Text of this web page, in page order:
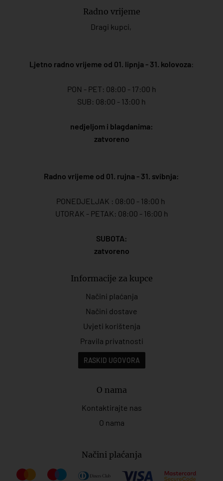
Radno vrijeme
Dragi kupci,
Ljetno radno vrijeme od 01. lipnja - 31. kolovoza:
PON - PET: 08:00 - 17:00 h
SUB: 08:00 - 13:00 h
nedjeljom i blagdanima:
zatvoreno
Radno vrijeme od 01. rujna - 31. svibnja:
PONEDJELJAK : 08:00 - 18:00 h
UTORAK - PETAK: 08:00 - 16:00 h
SUBOTA:
zatvoreno
Informacije za kupce
Načini plaćanja
Načini dostave
Uvjeti korištenja
Pravila privatnosti
RASKID UGOVORA
O nama
Kontaktirajte nas
O nama
Načini plaćanja